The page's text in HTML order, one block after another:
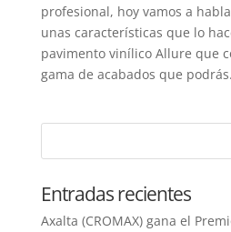
profesional, hoy vamos a
unas características que lo
pavimento vinílico Allure que
gama de acabados que
Entradas recientes
Axalta (CROMAX) gana el